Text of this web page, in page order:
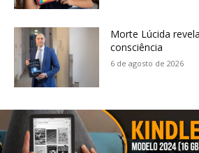
Morte Lúcida
consciência
6 de agosto de 2026